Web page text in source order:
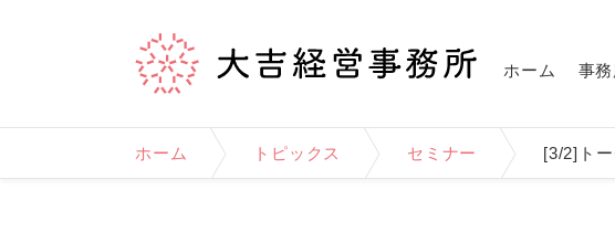
ホーム 事
ホーム トピックス セミナー [3/2]ト